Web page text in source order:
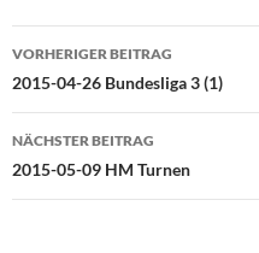
Beitragsnavigation
VORHERIGER BEITRAG
2015-04-26 Bundesliga 3 (1)
NÄCHSTER BEITRAG
2015-05-09 HM Turnen